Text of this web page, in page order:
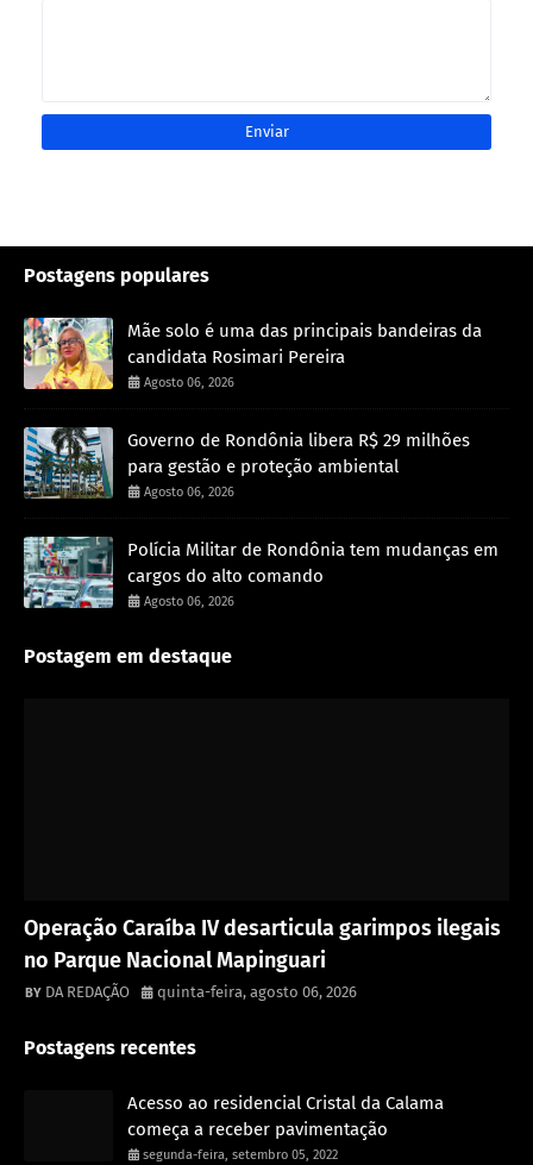
Postagens populares
Mãe solo é uma das principais bandeiras da
candidata Rosimari Pereira
Agosto 06, 2026
Governo de Rondônia libera R$ 29 milhões
para gestão e proteção ambiental
Agosto 06, 2026
Polícia Militar de Rondônia tem mudanças em
cargos do alto comando
Agosto 06, 2026
Postagem em destaque
Operação Caraíba IV desarticula garimpos ilegais
no Parque Nacional Mapinguari
DA REDAÇÃO quinta-feira, agosto 06, 2026
Postagens recentes
Acesso ao residencial Cristal da Calama
começa a receber pavimentação
segunda-feira, setembro 05, 2022